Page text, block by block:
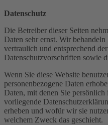
Datenschutz
Die Betreiber dieser Seiten
Daten sehr ernst. Wir
vertraulich und entsprechend
Datenschutzvorschriften sowie
Wenn Sie diese Website
personenbezogene Daten
Daten, mit denen Sie
vorliegende
erheben und wofür wir sie
welchem Zweck das geschieht.